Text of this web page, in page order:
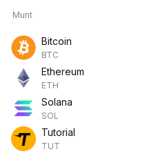
Munt
Bitcoin
BTC
Ethereum
ETH
Solana
SOL
Tutorial
TUT